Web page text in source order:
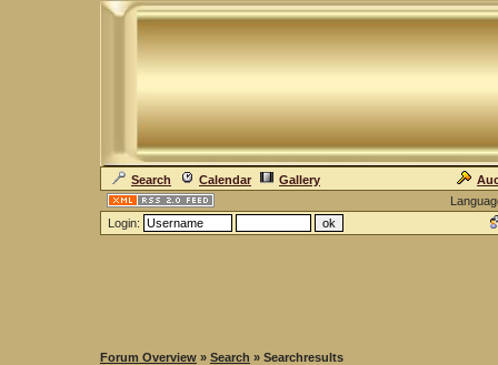
Search Calendar Gallery
Login:
Forum Overview » Search » Searchresults